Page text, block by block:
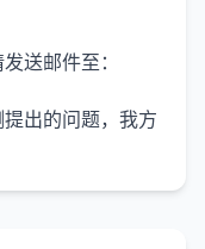
送邮件至：
出的问题，我方